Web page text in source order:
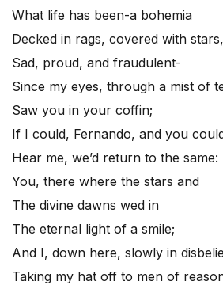
What life has been-a bohemia
Decked in rags, covered with stars,
Sad, proud, and fraudulent-
Since my eyes, through a mist of
Saw you in your coffin;
If I could, Fernando, and you
Hear me, we’d return to the same:
You, there where the stars and
The divine dawns wed in
The eternal light of a smile;
And I, down here, slowly in
Taking my hat off to men of